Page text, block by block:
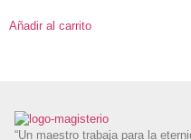
Añadir al carrito
“Un maestro trabaja para la